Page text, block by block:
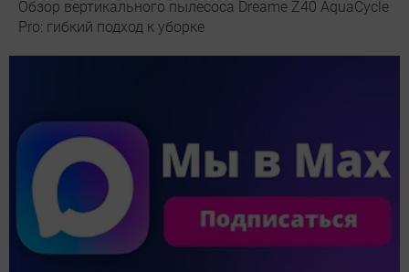
Обзор вертикального пылесоса Dreame Z40 AquaCycle
Pro: гибкий подход к уборке